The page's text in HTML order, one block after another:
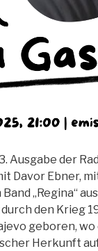
Ausgabe der
Davor Ebner,
„Regina“
den Krieg
geboren,
Herkunft